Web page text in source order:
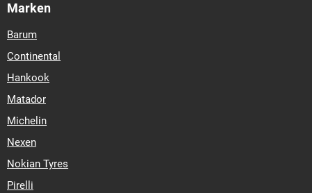
Marken
Barum
Continental
Hankook
Matador
Michelin
Nexen
Nokian Tyres
Pirelli